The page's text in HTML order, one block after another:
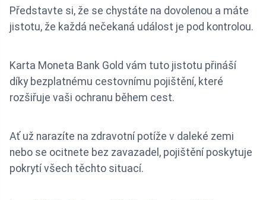
Představte si, že se chystáte na dovolenou a máte
jistotu, že každá nečekaná událost je pod kontrolou.
Karta Moneta Bank Gold vám tuto jistotu přináší
díky bezplatnému cestovnímu pojištění, které
rozšiřuje vaši ochranu během cest.
Ať už narazíte na zdravotní potíže v daleké zemi
nebo se ocitnete bez zavazadel, pojištění poskytuje
pokrytí všech těchto situací.